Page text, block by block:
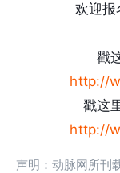
欢迎报
戳
http://
戳这
http://
声明：动脉网所刊